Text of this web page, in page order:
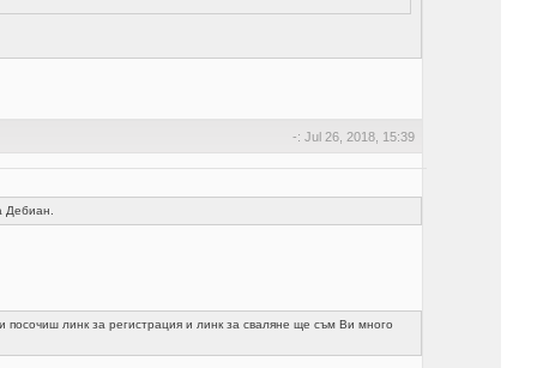
-: Jul 26, 2018, 15:39
Дебиан.
линк за регистрация и линк за сваляне ще съм Ви много